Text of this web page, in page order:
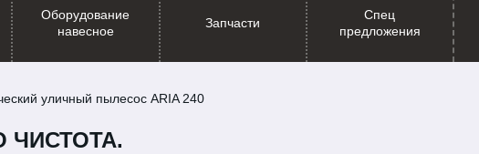
Оборудование
навесное
Запчасти
Спец
предложения
уличный пылесос ARIA 240